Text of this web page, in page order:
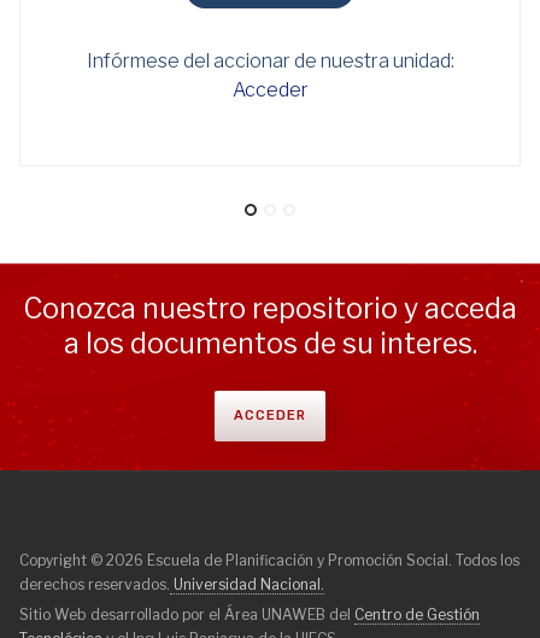
Infórmese del accionar de nuestra unidad:
Acceder
Conozca nuestro repositorio y acceda
a los documentos de su interes.
ACCEDER
Copyright © 2026 Escuela de Planificación y Promoción Social. Todos los
derechos reservados. Universidad Nacional.
Sitio Web desarrollado por el Área UNAWEB del Centro de Gestión